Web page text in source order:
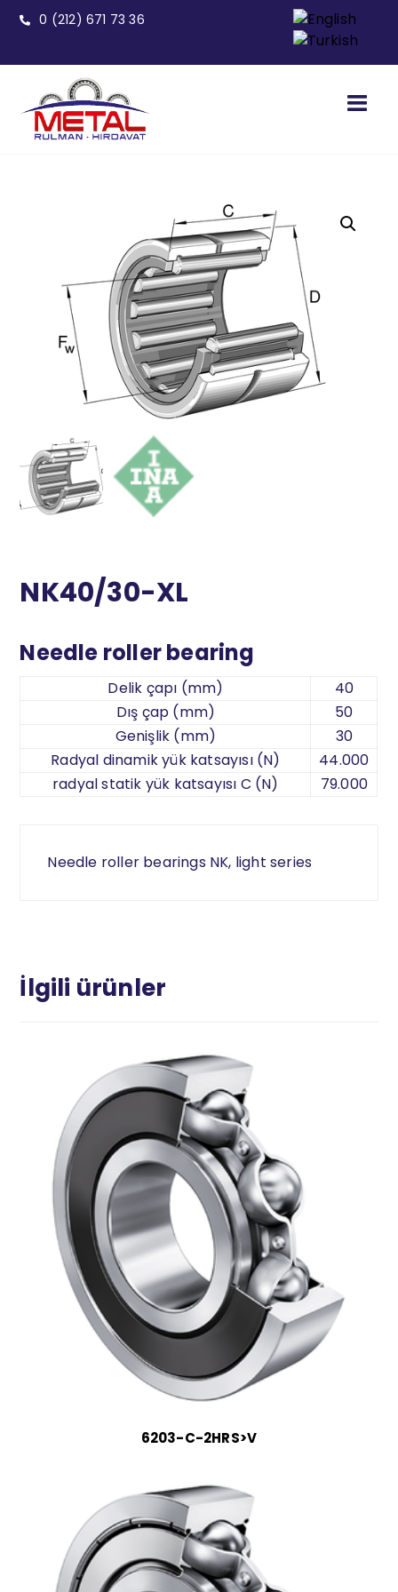
0 (212) 671 73 36
NK40/30-XL
Needle roller bearing
Delik çapı (mm)
40
Dış çap (mm)
50
Genişlik (mm)
30
Radyal dinamik yük katsayısı (N)
44.000
radyal statik yük katsayısı C (N)
79.000
Needle roller bearings NK, light series
İlgili ürünler
6203-C-2HRS>V